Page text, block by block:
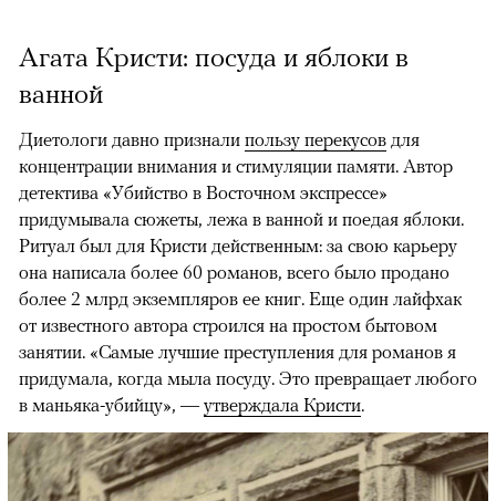
Агата Кристи: посуда и яблоки в
ванной
Диетологи давно признали пользу перекусов для
концентрации внимания и стимуляции памяти. Автор
детектива «Убийство в Восточном экспрессе»
придумывала сюжеты, лежа в ванной и поедая яблоки.
Ритуал был для Кристи действенным: за свою карьеру
она написала более 60 романов, всего было продано
более 2 млрд экземпляров ее книг. Еще один лайфхак
от известного автора строился на простом бытовом
занятии. «Самые лучшие преступления для романов я
придумала, когда мыла посуду. Это превращает любого
в маньяка-убийцу», — утверждала Кристи.